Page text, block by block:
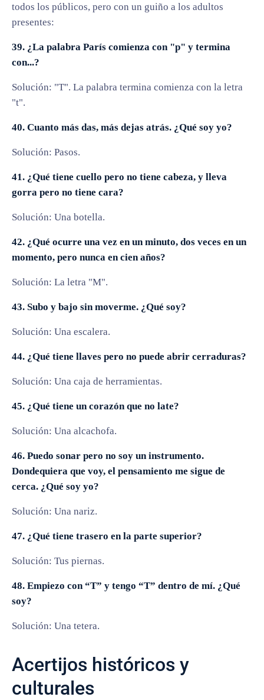
todos los públicos, pero con un guiño a los adultos
presentes:
39. ¿La palabra París comienza con "p" y termina
con...?
Solución: "T". La palabra termina comienza con la letra
"t".
40. Cuanto más das, más dejas atrás. ¿Qué soy yo?
Solución: Pasos.
41. ¿Qué tiene cuello pero no tiene cabeza, y lleva
gorra pero no tiene cara?
Solución: Una botella.
42. ¿Qué ocurre una vez en un minuto, dos veces en un
momento, pero nunca en cien años?
Solución: La letra "M".
43. Subo y bajo sin moverme. ¿Qué soy?
Solución: Una escalera.
44. ¿Qué tiene llaves pero no puede abrir cerraduras?
Solución: Una caja de herramientas.
45. ¿Qué tiene un corazón que no late?
Solución: Una alcachofa.
46. Puedo sonar pero no soy un instrumento.
Dondequiera que voy, el pensamiento me sigue de
cerca. ¿Qué soy yo?
Solución: Una nariz.
47. ¿Qué tiene trasero en la parte superior?
Solución: Tus piernas.
48. Empiezo con “T” y tengo “T” dentro de mí. ¿Qué
soy?
Solución: Una tetera.
Acertijos históricos y
culturales